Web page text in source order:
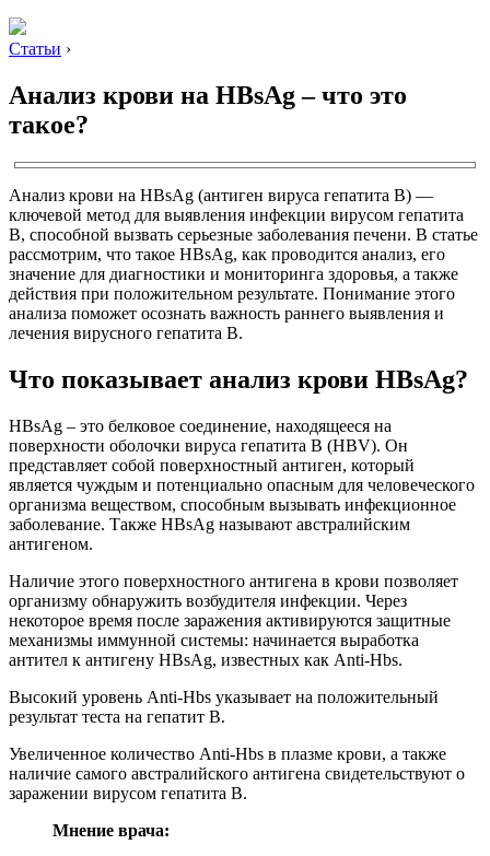
Статьи ›
Анализ крови на HBsAg – что это
такое?
Анализ крови на HBsAg (антиген вируса гепатита B) —
ключевой метод для выявления инфекции вирусом гепатита
B, способной вызвать серьезные заболевания печени. В статье
рассмотрим, что такое HBsAg, как проводится анализ, его
значение для диагностики и мониторинга здоровья, а также
действия при положительном результате. Понимание этого
анализа поможет осознать важность раннего выявления и
лечения вирусного гепатита B.
Что показывает анализ крови HBsAg?
HBsAg – это белковое соединение, находящееся на
поверхности оболочки вируса гепатита B (HBV). Он
представляет собой поверхностный антиген, который
является чуждым и потенциально опасным для человеческого
организма веществом, способным вызывать инфекционное
заболевание. Также HBsAg называют австралийским
антигеном.
Наличие этого поверхностного антигена в крови позволяет
организму обнаружить возбудителя инфекции. Через
некоторое время после заражения активируются защитные
механизмы иммунной системы: начинается выработка
антител к антигену HBsAg, известных как Anti-Hbs.
Высокий уровень Anti-Hbs указывает на положительный
результат теста на гепатит B.
Увеличенное количество Anti-Hbs в плазме крови, а также
наличие самого австралийского антигена свидетельствуют о
заражении вирусом гепатита B.
Мнение врача: